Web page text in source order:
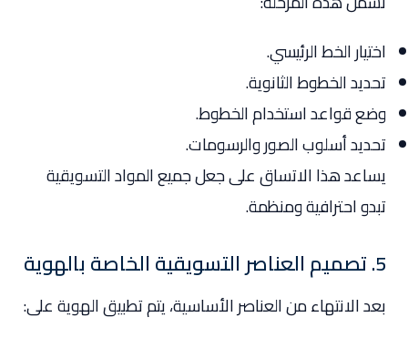
اختيار الخط الرئيسي.
تحديد الخطوط الثانوية.
وضع قواعد استخدام الخطوط.
تحديد أسلوب الصور والرسومات.
يساعد هذا الاتساق على جعل جميع المواد التسويقية
تبدو احترافية ومنظمة.
5. تصميم العناصر التسويقية الخاصة بالهوية
بعد الانتهاء من العناصر الأساسية، يتم تطبيق الهوية على: